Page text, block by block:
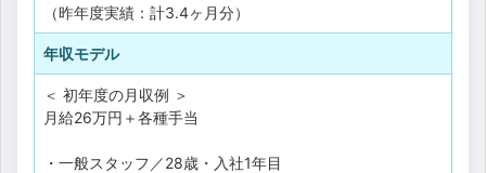
（昨年度実績：計3.4ヶ月分）
年収モデル
＜ 初年度の月収例 ＞
月給26万円＋各種手当
・一般スタッフ／28歳・入社1年目